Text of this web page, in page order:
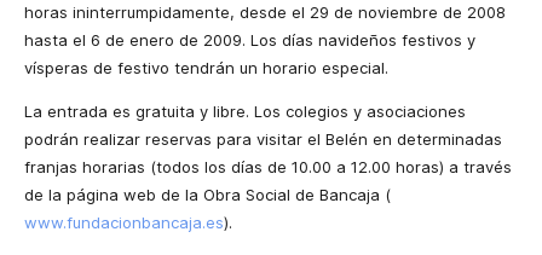
horas ininterrumpidamente, desde el 29 de noviembre de 2008
hasta el 6 de enero de 2009. Los días navideños festivos y
vísperas de festivo tendrán un horario especial.
La entrada es gratuita y libre. Los colegios y asociaciones
podrán realizar reservas para visitar el Belén en determinadas
franjas horarias (todos los días de 10.00 a 12.00 horas) a través
de la página web de la Obra Social de Bancaja (
www.fundacionbancaja.es).